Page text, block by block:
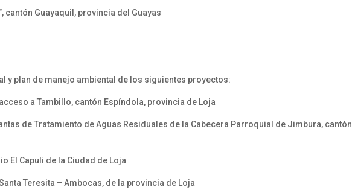
cantón Guayaquil, provincia del Guayas
y plan de manejo ambiental de los siguientes proyectos:
a Tambillo, cantón Espíndola, provincia de Loja
de Tratamiento de Aguas Residuales de la Cabecera Parroquial de Jimbura, cantón
El Capuli de la Ciudad de Loja
Teresita – Ambocas, de la provincia de Loja